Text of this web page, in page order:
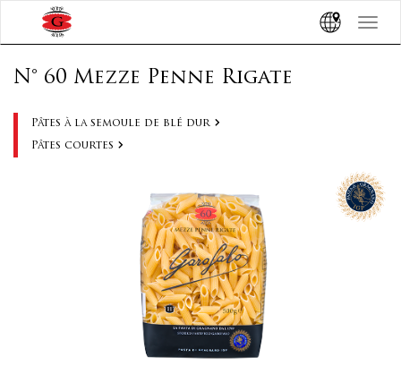
Toggle
N° 60 Mezze Penne Rigate
Pâtes à la semoule de blé dur
Pâtes courtes